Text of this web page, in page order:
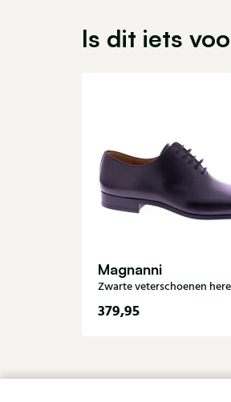
Is dit iets
Magnanni
Zwarte veterschoenen
379,95